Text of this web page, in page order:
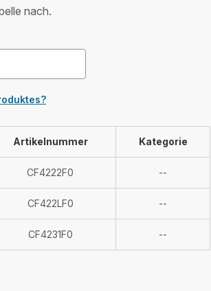
nach.
Artikelnummer Kategorie
CF4222F0 --
verfügbar
CF422LF0 --
verfügbar
CF4231F0 --
verfügbar